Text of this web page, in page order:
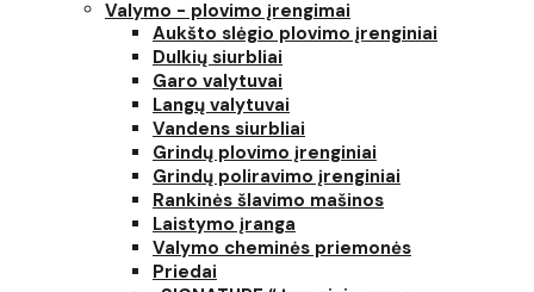
Valymo - plovimo įrengimai
Aukšto slėgio plovimo įrenginiai
Dulkių siurbliai
Garo valytuvai
Langų valytuvai
Vandens siurbliai
Grindų plovimo įrenginiai
Grindų poliravimo įrenginiai
Rankinės šlavimo mašinos
Laistymo įranga
Valymo cheminės priemonės
Priedai